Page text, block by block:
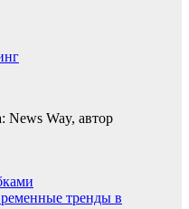
News Way, автор
тренды в